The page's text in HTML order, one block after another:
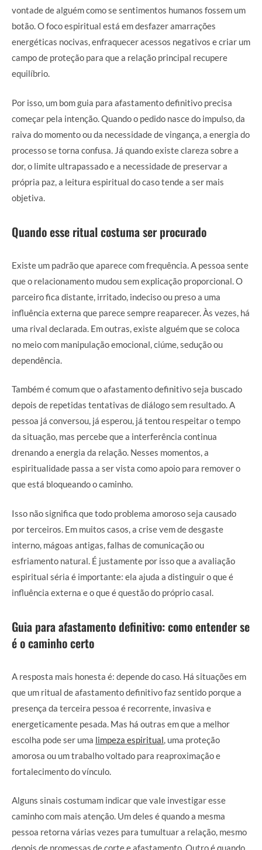
vontade de alguém como se sentimentos humanos fossem um
botão. O foco espiritual está em desfazer amarrações
energéticas nocivas, enfraquecer acessos negativos e criar um
campo de proteção para que a relação principal recupere
equilíbrio.
Por isso, um bom guia para afastamento definitivo precisa
começar pela intenção. Quando o pedido nasce do impulso, da
raiva do momento ou da necessidade de vingança, a energia do
processo se torna confusa. Já quando existe clareza sobre a
dor, o limite ultrapassado e a necessidade de preservar a
própria paz, a leitura espiritual do caso tende a ser mais
objetiva.
Quando esse ritual costuma ser procurado
Existe um padrão que aparece com frequência. A pessoa sente
que o relacionamento mudou sem explicação proporcional. O
parceiro fica distante, irritado, indeciso ou preso a uma
influência externa que parece sempre reaparecer. Às vezes, há
uma rival declarada. Em outras, existe alguém que se coloca
no meio com manipulação emocional, ciúme, sedução ou
dependência.
Também é comum que o afastamento definitivo seja buscado
depois de repetidas tentativas de diálogo sem resultado. A
pessoa já conversou, já esperou, já tentou respeitar o tempo
da situação, mas percebe que a interferência continua
drenando a energia da relação. Nesses momentos, a
espiritualidade passa a ser vista como apoio para remover o
que está bloqueando o caminho.
Isso não significa que todo problema amoroso seja causado
por terceiros. Em muitos casos, a crise vem de desgaste
interno, mágoas antigas, falhas de comunicação ou
esfriamento natural. É justamente por isso que a avaliação
espiritual séria é importante: ela ajuda a distinguir o que é
influência externa e o que é questão do próprio casal.
Guia para afastamento definitivo: como entender se
é o caminho certo
A resposta mais honesta é: depende do caso. Há situações em
que um ritual de afastamento definitivo faz sentido porque a
presença da terceira pessoa é recorrente, invasiva e
energeticamente pesada. Mas há outras em que a melhor
escolha pode ser uma limpeza espiritual , uma proteção
amorosa ou um trabalho voltado para reaproximação e
fortalecimento do vínculo.
Alguns sinais costumam indicar que vale investigar esse
caminho com mais atenção. Um deles é quando a mesma
pessoa retorna várias vezes para tumultuar a relação, mesmo
depois de promessas de corte e afastamento. Outro é quando